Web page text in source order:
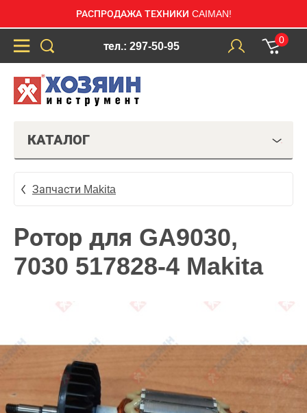
РАСПРОДАЖА ТЕХНИКИ CAIMAN!
тел.: 297-50-95
0
КАТАЛОГ
Запчасти Makita
Ротор для GA9030,
7030 517828-4 Makita